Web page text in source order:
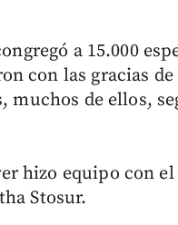
a 15.000
con las gracias
muchos de ellos,
hizo equipo con
Stosur.